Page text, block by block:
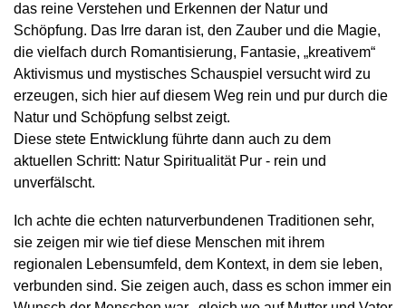
das reine Verstehen und Erkennen der Natur und
Schöpfung. Das Irre daran ist, den Zauber und die Magie,
die vielfach durch Romantisierung, Fantasie, „kreativem“
Aktivismus und mystisches Schauspiel versucht wird zu
erzeugen, sich hier auf diesem Weg rein und pur durch die
Natur und Schöpfung selbst zeigt.
Diese stete Entwicklung führte dann auch zu dem
aktuellen Schritt: Natur Spiritualität Pur - rein und
unverfälscht.
Ich achte die echten naturverbundenen Traditionen sehr,
sie zeigen mir wie tief diese Menschen mit ihrem
regionalen Lebensumfeld, dem Kontext, in dem sie leben,
verbunden sind. Sie zeigen auch, dass es schon immer ein